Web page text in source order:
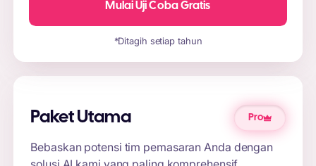
Mulai Uji Coba Gratis
*Ditagih setiap tahun
Paket Utama Pro
Bebaskan potensi tim pemasaran Anda dengan